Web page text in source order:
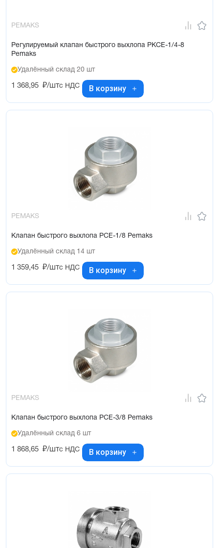
PEMAKS
Регулируемый клапан быстрого выхлопа PKCE-1/4-8
Pemaks
Удалённый склад 20 шт
1 368,95 ₽/штс НДС В корзину
PEMAKS
Клапан быстрого выхлопа PCE-1/8 Pemaks
Удалённый склад 14 шт
1 359,45 ₽/штс НДС В корзину
PEMAKS
Клапан быстрого выхлопа PCE-3/8 Pemaks
Удалённый склад 6 шт
1 868,65 ₽/штс НДС В корзину